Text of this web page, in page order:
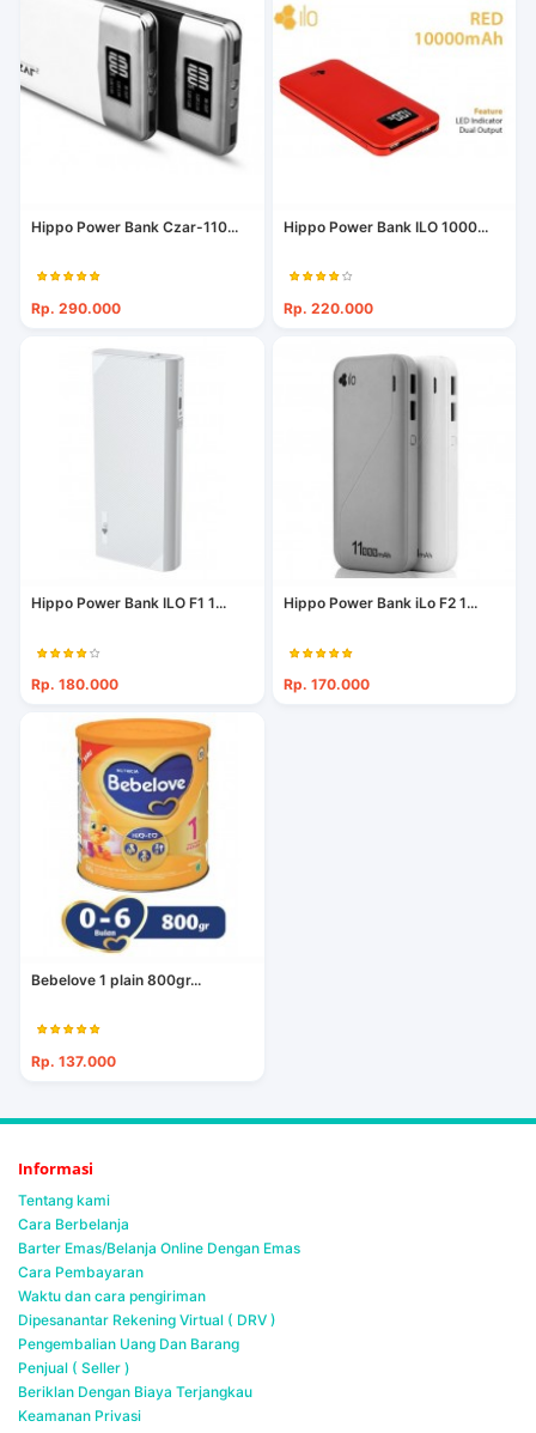
Hippo Power Bank Czar-110...
Rp. 290.000
Hippo Power Bank ILO 1000...
Rp. 220.000
Hippo Power Bank ILO F1 1...
Rp. 180.000
Hippo Power Bank iLo F2 1...
Rp. 170.000
Bebelove 1 plain 800gr...
Rp. 137.000
Informasi
Tentang kami
Cara Berbelanja
Barter Emas/Belanja Online Dengan Emas
Cara Pembayaran
Waktu dan cara pengiriman
Dipesanantar Rekening Virtual ( DRV )
Pengembalian Uang Dan Barang
Penjual ( Seller )
Beriklan Dengan Biaya Terjangkau
Keamanan Privasi